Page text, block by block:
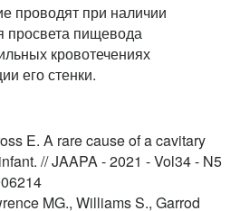
проводят при наличии
просвета пищевода
кровотечениях
его стенки.
E. A rare cause of a cavitary
// JAAPA - 2021 - Vol34 - N5
MG., Williams S., Garrod